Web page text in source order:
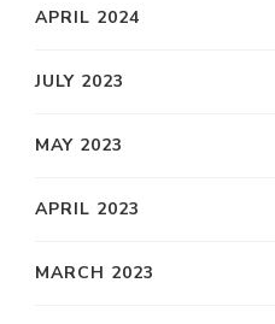
APRIL 2024
JULY 2023
MAY 2023
APRIL 2023
MARCH 2023